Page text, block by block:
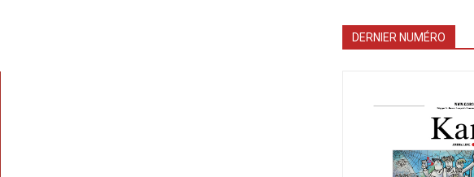
DERNIER NUMÉRO